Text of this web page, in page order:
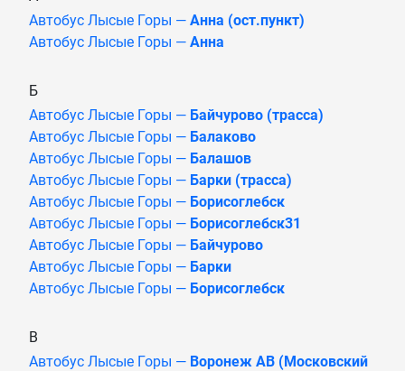
Автобус Лысые Горы — Анна (ост.пункт)
Автобус Лысые Горы — Анна
Б
Автобус Лысые Горы — Байчурово (трасса)
Автобус Лысые Горы — Балаково
Автобус Лысые Горы — Балашов
Автобус Лысые Горы — Барки (трасса)
Автобус Лысые Горы — Борисоглебск
Автобус Лысые Горы — Борисоглебск31
Автобус Лысые Горы — Байчурово
Автобус Лысые Горы — Барки
Автобус Лысые Горы — Борисоглебск
В
Автобус Лысые Горы — Воронеж АВ (Московский